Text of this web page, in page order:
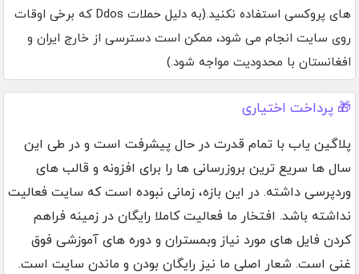
های پروکسی استفاده نکنید.(به دلیل حملات Ddos که برخی اوقات
روی سایت انجام می شود، ممکن است دسترسی از خارج ایران و
افغانستان با محدودیت مواجه شود.)
🎁 پرداخت اختیاری
پلاگین یاب با تمام قدرت در حال پیشرفت است و در طی این
سال ها سریع ترین بروزرسانی ها را برای افزونه و قالب های
وردپرسی داشته. در این بازه، زمانی نبوده است که سایت فعالیت
نداشته باشد. افتخار ما فعالیت کاملا رایگان در زمینه فراهم
کردن فایل های مورد نیاز وبمستران و دوره های آموزشی فوق
غنی است. شعار اصلی ما نیز رایگان بودن و ماندن سایت است.